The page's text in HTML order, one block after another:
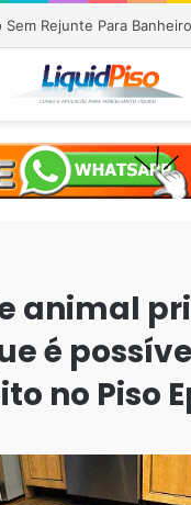
Rejunte Para Banheiro
animal
é
no Piso